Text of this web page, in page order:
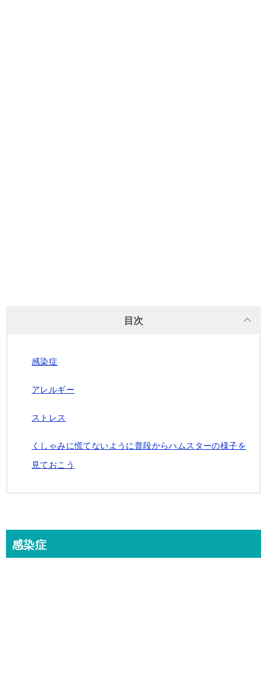
目次
感染症
アレルギー
ストレス
くしゃみに慌てないように普段からハムスターの様子を
見ておこう
感染症